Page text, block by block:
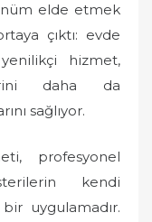
elde etmek
çıktı: evde
hizmet,
daha da
sağlıyor.
profesyonel
kendi
uygulamadır.